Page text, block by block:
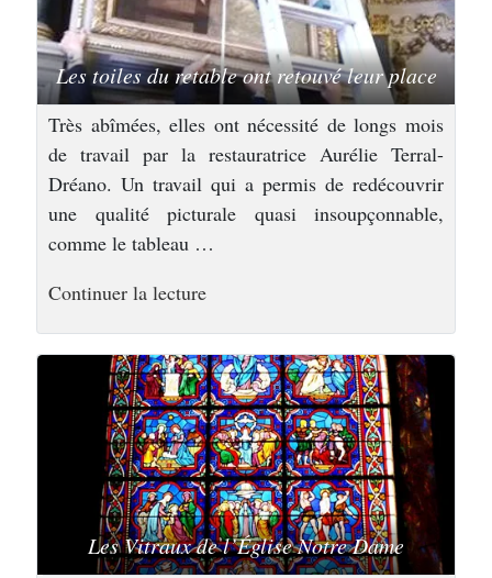
Les toiles du retable ont retouvé leur place
Très abîmées, elles ont nécessité de longs mois
de travail par la restauratrice Aurélie Terral-
Dréano. Un travail qui a permis de redécouvrir
une qualité picturale quasi insoupçonnable,
comme le tableau …
Continuer la lecturede
ville
d’histoire »
Les Vitraux de l’Église Notre Dame